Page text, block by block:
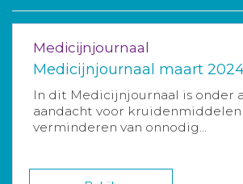
Medicijnjournaal
Medicijnjournaal maart
In dit Medicijnjournaal is onder
aandacht voor
verminderen van onnodig...